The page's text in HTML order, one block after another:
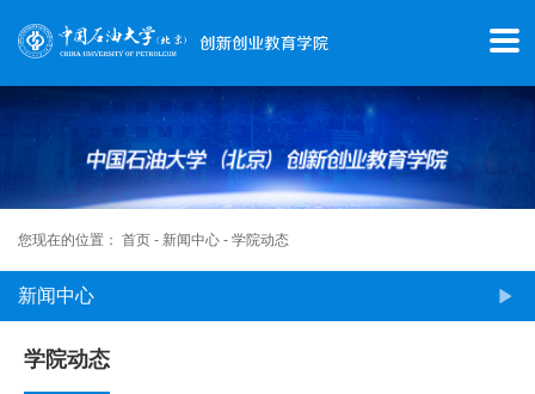
首
况
您现在的位置： 首页 - 新闻中心 - 学院动态
新闻中心
学院动态